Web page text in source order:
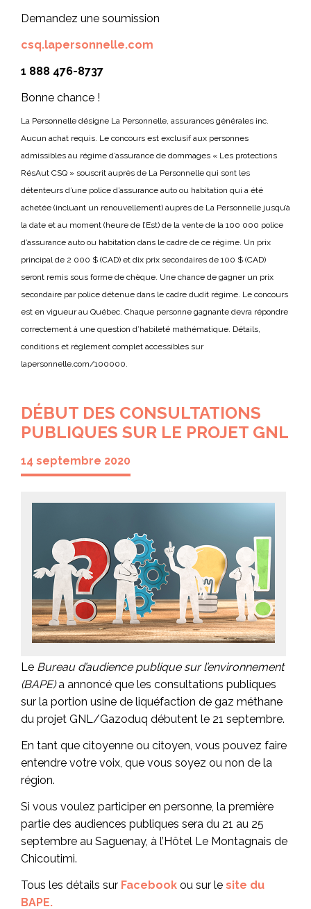
Demandez une soumission
csq.lapersonnelle.com
1 888 476-8737
Bonne chance !
La Personnelle désigne La Personnelle, assurances générales inc.
Aucun achat requis. Le concours est exclusif aux personnes
admissibles au régime d’assurance de dommages « Les protections
RésAut CSQ » souscrit auprès de La Personnelle qui sont les
détenteurs d’une police d’assurance auto ou habitation qui a été
achetée (incluant un renouvellement) auprès de La Personnelle jusqu’à
la date et au moment (heure de l’Est) de la vente de la 100 000 police
d’assurance auto ou habitation dans le cadre de ce régime. Un prix
principal de 2 000 $ (CAD) et dix prix secondaires de 100 $ (CAD)
seront remis sous forme de chèque. Une chance de gagner un prix
secondaire par police détenue dans le cadre dudit régime. Le concours
est en vigueur au Québec. Chaque personne gagnante devra répondre
correctement à une question d’habileté mathématique. Détails,
conditions et règlement complet accessibles sur
lapersonnelle.com/100000.
DÉBUT DES CONSULTATIONS
PUBLIQUES SUR LE PROJET GNL
14 septembre 2020
Le Bureau d’audience publique sur l’environnement
(BAPE)a annoncé que les consultations publiques
sur la portion usine de liquéfaction de gaz méthane
du projet GNL/Gazoduq débutent le 21 septembre.
En tant que citoyenne ou citoyen, vous pouvez faire
entendre votre voix, que vous soyez ou non de la
région.
Si vous voulez participer en personne, la première
partie des audiences publiques sera du 21 au 25
septembre au Saguenay, à l’Hôtel Le Montagnais de
Chicoutimi.
Tous les détails sur Facebook ou sur le site du
BAPE.